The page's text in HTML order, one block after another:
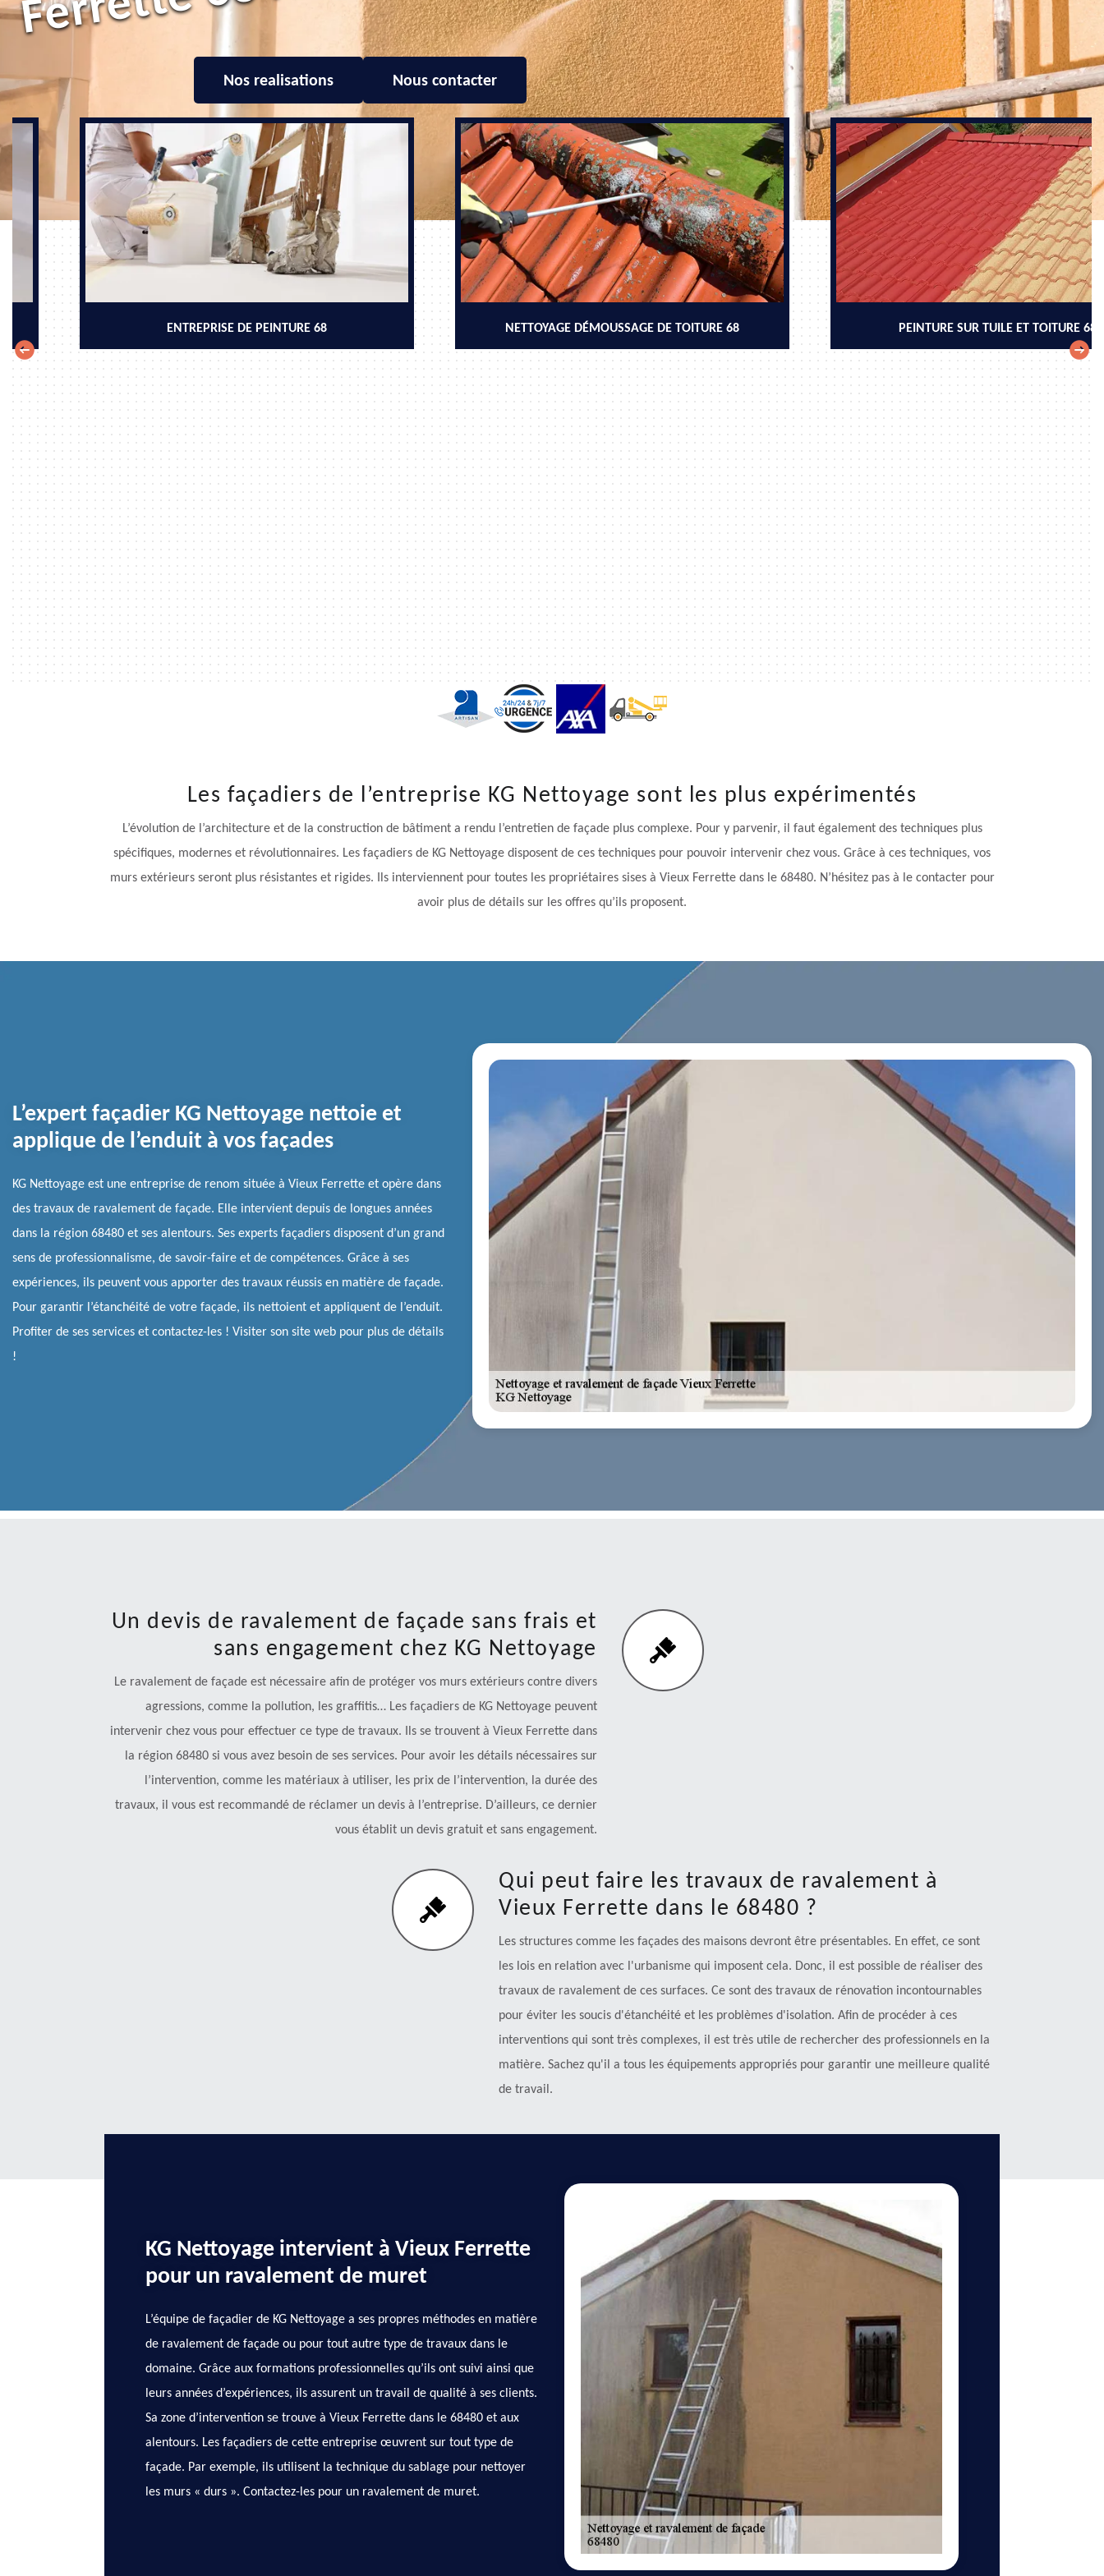
Nos realisations Nous contacter
ENTREPRISE DE PEINTURE 68 NETTOYAGE DÉMOUSSAGE DE TOITURE 68 PEINTURE SUR TUILE ET TOITURE 68
Les façadiers de l’entreprise KG Nettoyage sont les plus expérimentés
L’évolution de l’architecture et de la construction de bâtiment a rendu l’entretien de façade plus complexe. Pour y parvenir, il faut également des techniques plus
spécifiques, modernes et révolutionnaires. Les façadiers de KG Nettoyage disposent de ces techniques pour pouvoir intervenir chez vous. Grâce à ces techniques, vos
murs extérieurs seront plus résistantes et rigides. Ils interviennent pour toutes les propriétaires sises à Vieux Ferrette dans le 68480. N’hésitez pas à le contacter pour
avoir plus de détails sur les offres qu’ils proposent.
L’expert façadier KG Nettoyage nettoie et
applique de l’enduit à vos façades
KG Nettoyage est une entreprise de renom située à Vieux Ferrette et opère dans
des travaux de ravalement de façade. Elle intervient depuis de longues années
dans la région 68480 et ses alentours. Ses experts façadiers disposent d’un grand
sens de professionnalisme, de savoir-faire et de compétences. Grâce à ses
expériences, ils peuvent vous apporter des travaux réussis en matière de façade.
Pour garantir l’étanchéité de votre façade, ils nettoient et appliquent de l’enduit.
Profiter de ses services et contactez-les ! Visiter son site web pour plus de détails
!
Un devis de ravalement de façade sans frais et
sans engagement chez KG Nettoyage
Le ravalement de façade est nécessaire afin de protéger vos murs extérieurs contre divers
agressions, comme la pollution, les graffitis… Les façadiers de KG Nettoyage peuvent
intervenir chez vous pour effectuer ce type de travaux. Ils se trouvent à Vieux Ferrette dans
la région 68480 si vous avez besoin de ses services. Pour avoir les détails nécessaires sur
l’intervention, comme les matériaux à utiliser, les prix de l’intervention, la durée des
travaux, il vous est recommandé de réclamer un devis à l’entreprise. D’ailleurs, ce dernier
vous établit un devis gratuit et sans engagement.
Qui peut faire les travaux de ravalement à
Vieux Ferrette dans le 68480 ?
Les structures comme les façades des maisons devront être présentables. En effet, ce sont
les lois en relation avec l'urbanisme qui imposent cela. Donc, il est possible de réaliser des
travaux de ravalement de ces surfaces. Ce sont des travaux de rénovation incontournables
pour éviter les soucis d'étanchéité et les problèmes d'isolation. Afin de procéder à ces
interventions qui sont très complexes, il est très utile de rechercher des professionnels en la
matière. Sachez qu'il a tous les équipements appropriés pour garantir une meilleure qualité
de travail.
KG Nettoyage intervient à Vieux Ferrette
pour un ravalement de muret
L’équipe de façadier de KG Nettoyage a ses propres méthodes en matière
de ravalement de façade ou pour tout autre type de travaux dans le
domaine. Grâce aux formations professionnelles qu’ils ont suivi ainsi que
leurs années d’expériences, ils assurent un travail de qualité à ses clients.
Sa zone d’intervention se trouve à Vieux Ferrette dans le 68480 et aux
alentours. Les façadiers de cette entreprise œuvrent sur tout type de
façade. Par exemple, ils utilisent la technique du sablage pour nettoyer
les murs « durs ». Contactez-les pour un ravalement de muret.